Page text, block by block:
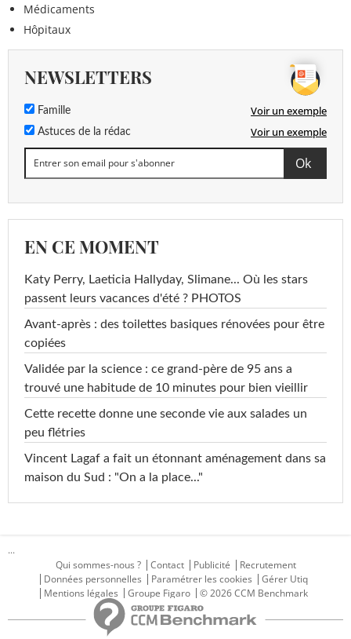
Médicaments
Hôpitaux
NEWSLETTERS
Famille Voir un exemple
Astuces de la rédac Voir un exemple
EN CE MOMENT
Katy Perry, Laeticia Hallyday, Slimane... Où les stars
passent leurs vacances d'été ? PHOTOS
Avant-après : des toilettes basiques rénovées pour être
copiées
Validée par la science : ce grand-père de 95 ans a
trouvé une habitude de 10 minutes pour bien vieillir
Cette recette donne une seconde vie aux salades un
peu flétries
Vincent Lagaf a fait un étonnant aménagement dans sa
maison du Sud : "On a la place..."
...
Qui sommes-nous ?
Contact Publicité
Recrutement
Données personnelles
Paramétrer les cookies
Gérer Utiq
Mentions légales
Groupe Figaro © 2026 CCM Benchmark